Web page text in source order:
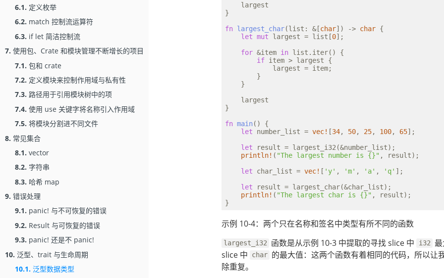
6.1. 定义枚举
6.2. match 控制流运算符
6.3. if let 简洁控制流
7. 使用包、Crate 和模块管理不断增长的项目
7.1. 包和 crate
7.2. 定义模块来控制作用域与私有性
7.3. 路径用于引用模块树中的项
7.4. 使用 use 关键字将名称引入作用域
7.5. 将模块分割进不同文件
8. 常见集合
8.1. vector
8.2. 字符串
8.3. 哈希 map
9. 错误处理
9.1. panic! 与不可恢复的错误
9.2. Result 与可恢复的错误
9.3. panic! 还是不 panic!
10. 泛型、trait 与生命周期
10.1. 泛型数据类型
    largest
}
fn largest_char(list: &[char]) -> char {
let mut largest = list[0];
for &item in list.iter() {
if item > largest {
            largest = item;
        }
    }
    largest
}
fn main() {
let number_list = vec! [34, 50, 25, 100, 65];
let result = largest_i32(&number_list);
println! ( "The largest number is {}"
let char_list = vec! [ 'y' , 'm' , 'a' , 'q' ];
let result = largest_char(&char_list);
println! ( "The largest char is {}"
示例 10-4：两个只在名称和签名中类型有所不同的函数
largest_i32 函数是从示例 10-3 中提取的寻找 slice 中 i32 最
slice 中
char 的最大值：这两个函数有着相同的代码，所以让
除重复。